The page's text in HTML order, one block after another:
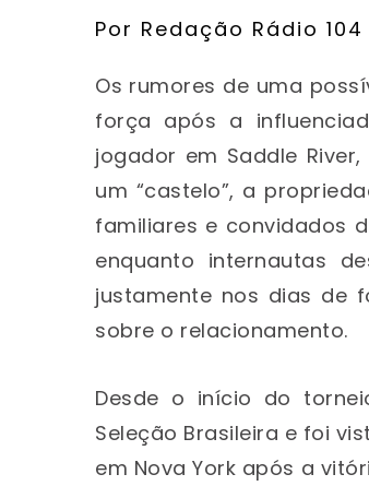
Por Redação Rádio 104
Os rumores de uma
força após a
jogador em Saddle
um “castelo”, a
familiares e convidados
enquanto internautas
justamente nos dias de
sobre o relacionamento.
Desde o início do
Seleção Brasileira e foi
em Nova York após a